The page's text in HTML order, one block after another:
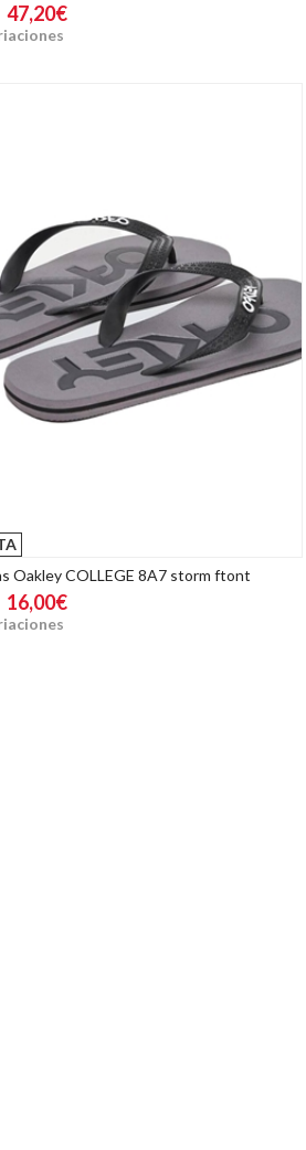
47,20€
Oakley COLLEGE 8A7 storm ftont
16,00€